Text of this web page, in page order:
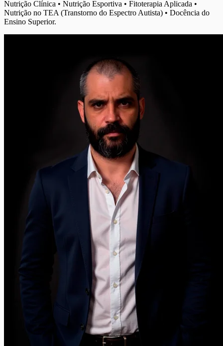
Nutrição Clínica • Nutrição Esportiva • Fitoterapia Aplicada •
Nutrição no TEA (Transtorno do Espectro Autista) • Docência do
Ensino Superior.